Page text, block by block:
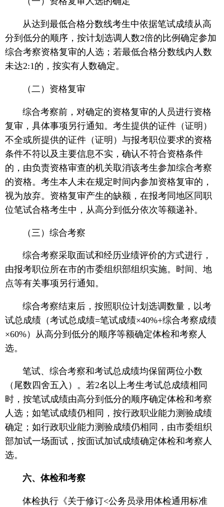
从达到最低合格分数线考生中依据笔试成绩从高
分到低分的顺序，按计划选调人数2倍的比例确定参加
综合考察资格复审的人选；若最低合格分数线内人数
未达2:1的，按实有人数确定。
（二）资格复审
综合考察前，对确定的资格复审的人员进行资格
复审，具体事项另行通知。考生提供的证件（证明）
不全或所提供的证件（证明）与报考职位要求的资格
条件不符以及主要信息不实，确认不符合资格条件
的，由负责资格审查的机关取消该考生参加综合考察
的资格。考生本人未在规定时间内参加资格复审的，
视为放弃。资格复审产生的缺额，在报考同地区同职
位笔试合格考生中，从高分到低分依次等额递补。
（三）综合考察
综合考察采取面试和经历业绩评价的方式进行，
由报考职位所在市的市委组织部组织实施。时间、地
点等有关事项另行通知。
综合考察结束后，按照职位计划选调数量，以考
试总成绩（考试总成绩=笔试成绩×40%+综合考察成绩
×60%）从高分到低分的顺序等额确定体检和考察人
选。
笔试、综合考察和考试总成绩均保留两位小数
（尾数四舍五入）。若2名以上考生考试总成绩相同
时，按笔试成绩由高分到低分的顺序确定体检和考察
人选；如笔试成绩仍相同，按行政职业能力测验成绩
确定；如行政职业能力测验成绩仍相同，由市委组织
部加试一场面试，按面试加试成绩确定体检和考察人
选。
六、体检和考察
体检执行《关于修订<公务员录用体检通用标准